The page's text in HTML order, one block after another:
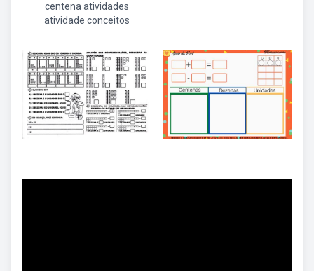
centena atividades
atividade conceitos